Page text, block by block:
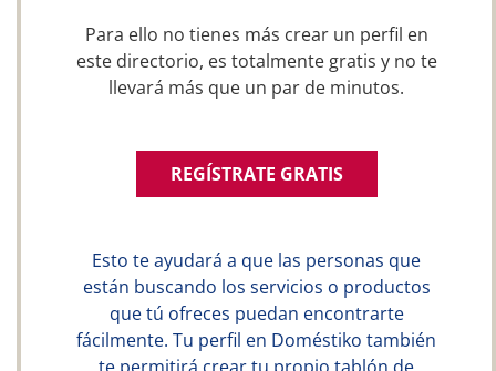
Para ello no tienes más crear un perfil en
este directorio, es totalmente gratis y no te
llevará más que un par de minutos.
REGÍSTRATE GRATIS
Esto te ayudará a que las personas que
están buscando los servicios o productos
que tú ofreces puedan encontrarte
fácilmente. Tu perfil en Doméstiko también